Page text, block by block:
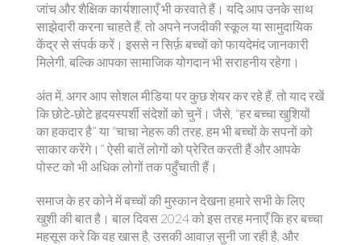
जांच और शैक्षिक कार्यशालाएँ भी करवाते हैं। यदि आप उनके साथ
साझेदारी करना चाहते हैं, तो अपने नजदीकी स्कूल या सामुदायिक
केंद्र से संपर्क करें। इससे न सिर्फ़ बच्चों को फायदेमंद जानकारी
मिलेगी, बल्कि आपका सामाजिक योगदान भी सराहनीय रहेगा।
अंत में, अगर आप सोशल मीडिया पर कुछ शेयर कर रहे हैं, तो याद रखें
कि छोटे‑छोटे हृदयस्पर्शी संदेशों को चुनें। जैसे, “हर बच्चा खुशियों
का हकदार है” या “चाचा नेहरू की तरह, हम भी बच्चों के सपनों को
साकार करेंगे।” ऐसी बातें लोगों को प्रेरित करती हैं और आपके
पोस्ट को भी अधिक लोगों तक पहुँचाती हैं।
समाज के हर कोने में बच्चों की मुस्कान देखना हमारे सभी के लिए
खुशी की बात है। बाल दिवस 2024 को इस तरह मनाएँ कि हर बच्चा
महसूस करे कि वह खास है, उसकी आवाज़ सुनी जा रही है, और